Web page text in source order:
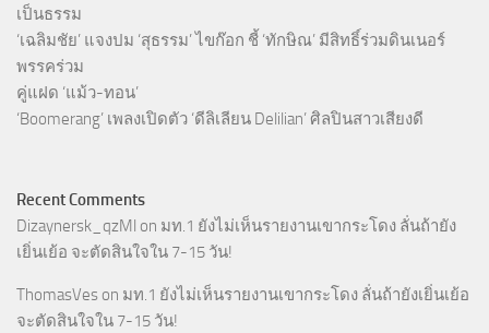
เป็นธรรม
‘เฉลิมชัย’ แจงปม ‘สุธรรม’ ไขก๊อก ชี้ ‘ทักษิณ’ มีสิทธิ์ร่วมดินเนอร์
พรรคร่วม
คู่แฝด ‘แม้ว-ทอน’
‘Boomerang’ เพลงเปิดตัว ‘ดีลิเลียน Delilian’ ศิลปินสาวเสียงดี
Recent Comments
Dizaynersk_qzMl on มท.1 ยังไม่เห็นรายงานเขากระโดง ลั่นถ้ายัง
เยิ่นเย้อ จะตัดสินใจใน 7-15 วัน!
ThomasVes on มท.1 ยังไม่เห็นรายงานเขากระโดง ลั่นถ้ายังเยิ่นเย้อ
จะตัดสินใจใน 7-15 วัน!